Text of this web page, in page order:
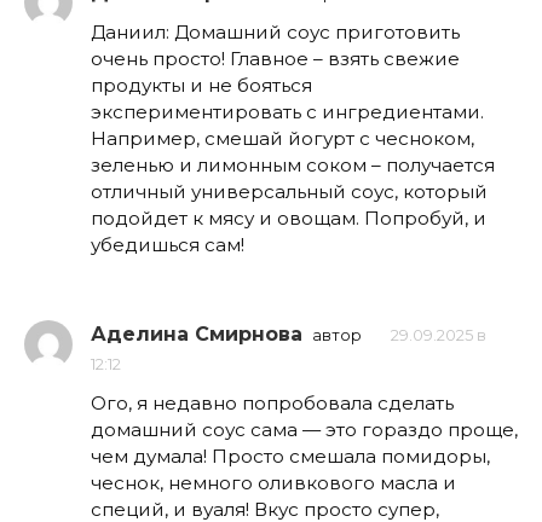
Даниил: Домашний соус приготовить
очень просто! Главное – взять свежие
продукты и не бояться
экспериментировать с ингредиентами.
Например, смешай йогурт с чесноком,
зеленью и лимонным соком – получается
отличный универсальный соус, который
подойдет к мясу и овощам. Попробуй, и
убедишься сам!
Аделина Смирнова автор
29.09.2025 в
12:12
Ого, я недавно попробовала сделать
домашний соус сама — это гораздо проще,
чем думала! Просто смешала помидоры,
чеснок, немного оливкового масла и
специй, и вуаля! Вкус просто супер,